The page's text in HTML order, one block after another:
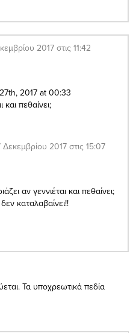
2017 στις 11:42
2017 at 00:33
και πεθαίνει;
Δεκεμβρίου 2017 στις 15:07
αν γεννιέται και πεθαίνει;
καταλαβαίνει!!
Τα υποχρεωτικά πεδία